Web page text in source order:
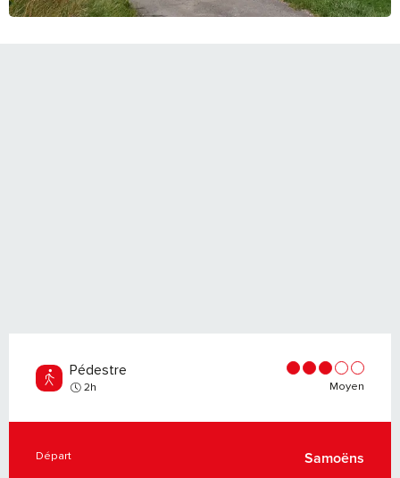
Pédestre
2h Moyen
INFORMATIONS PRATIQUES
Départ Samoëns